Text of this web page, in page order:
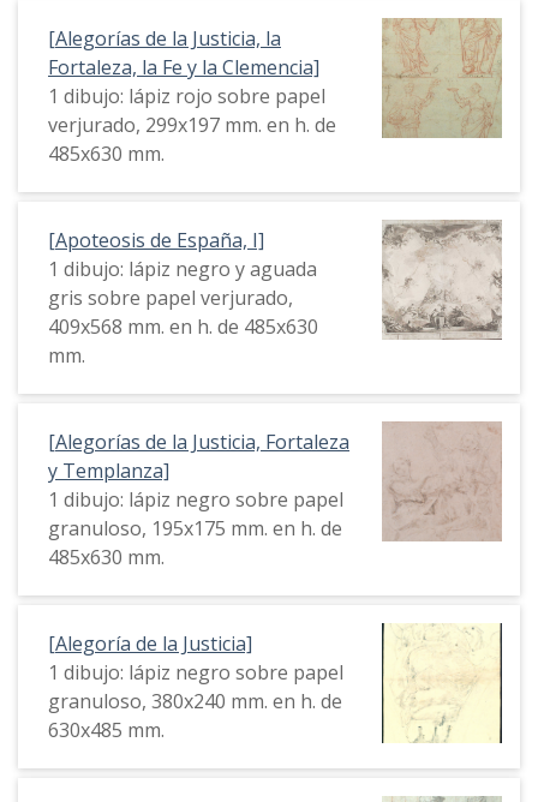
[Alegorías de la Justicia, la
Fortaleza, la Fe y la Clemencia]
1 dibujo: lápiz rojo sobre papel
verjurado, 299x197 mm. en h. de
485x630 mm.
[Apoteosis de España, I]
1 dibujo: lápiz negro y aguada
gris sobre papel verjurado,
409x568 mm. en h. de 485x630
mm.
[Alegorías de la Justicia, Fortaleza
y Templanza]
1 dibujo: lápiz negro sobre papel
granuloso, 195x175 mm. en h. de
485x630 mm.
[Alegoría de la Justicia]
1 dibujo: lápiz negro sobre papel
granuloso, 380x240 mm. en h. de
630x485 mm.